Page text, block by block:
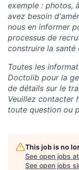
exemple : photos,
avez besoin
nous en informer
processus de
construire la santé
Toutes les
Doctolib pour la
de détails sur le
Veuillez contacter
toute question ou
This job is no
See open jobs at
See open jobs